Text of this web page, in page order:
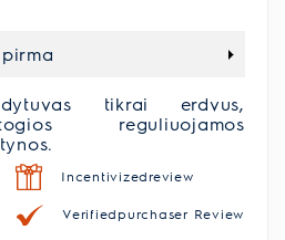
tikrai erdvus,
reguliuojamos
Incentivizedreview
Verifiedpurchaser Review